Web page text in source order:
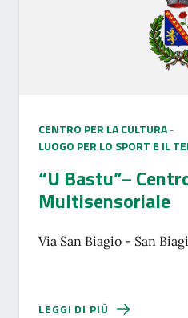
CENTRO PER LA CULTURA -
LUOGO PER LO SPORT E IL
“U Bastu”–
Multisensoriale
Via San Biagio - San
LEGGI DI PIÙ